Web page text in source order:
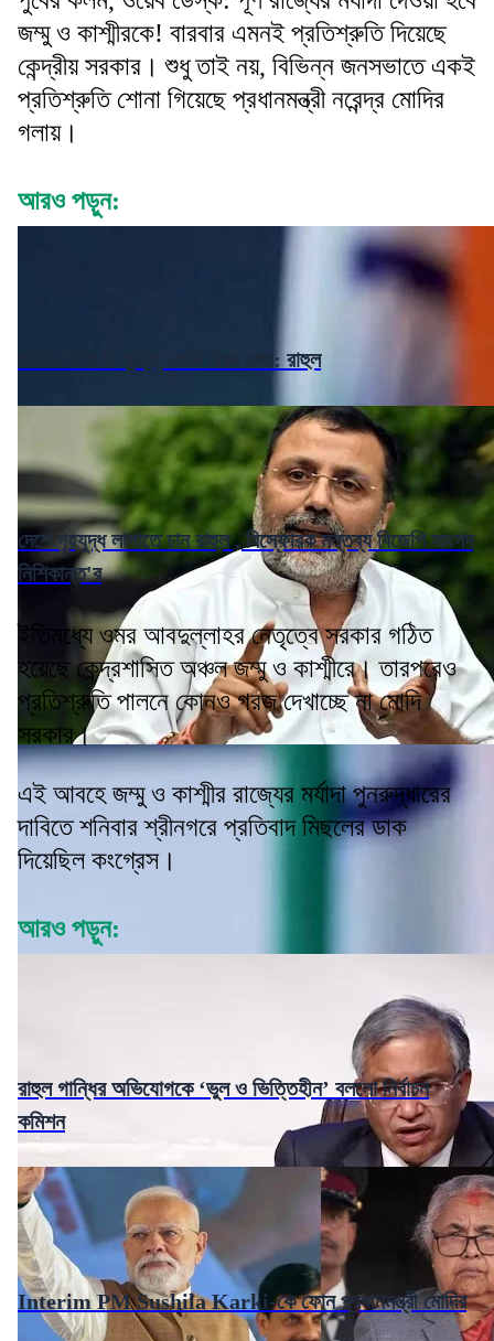
জম্মু ও কাশ্মীরকে! বারবার এমনই প্রতিশ্রুতি দিয়েছে
কেন্দ্রীয় সরকার। শুধু তাই নয়, বিভিন্ন জনসভাতে একই
প্রতিশ্রুতি শোনা গিয়েছে প্রধানমন্ত্রী নরেন্দ্র মোদির
গলায়।
আরও পড়ুন:
মার্কিন ভিসা ফি বৃদ্ধি, মোদি নীরব কেন: রাহুল
দেশে গৃহযুদ্ধ লাগাতে চান রাহুল , বিস্ফোরক মন্তব্য বিজেপি সাংসদ
নিশিকান্ত'র
ইতিমধ্যে ওমর আবদুল্লাহর নেতৃত্বে সরকার গঠিত
হয়েছে কেন্দ্রশাসিত অঞ্চল জম্মু ও কাশ্মীরে। তারপরেও
প্রতিশ্রুতি পালনে কোনও গরজ দেখাচ্ছে না মোদি
সরকার।
এই আবহে জম্মু ও কাশ্মীর রাজ্যের মর্যাদা পুনরুদ্ধারের
দাবিতে শনিবার শ্রীনগরে প্রতিবাদ মিছলের ডাক
দিয়েছিল কংগ্রেস।
আরও পড়ুন:
রাহুল গান্ধির অভিযোগকে ‘ভুল ও ভিত্তিহীন’ বললো নির্বাচন
কমিশন
Interim PM Sushila Karki-কে ফোন প্রধানমন্ত্রী মোদির